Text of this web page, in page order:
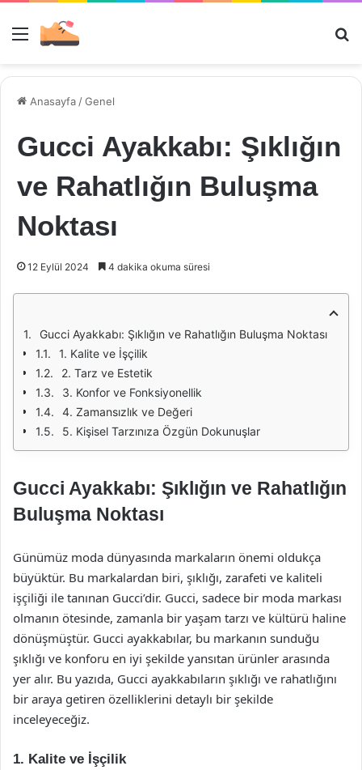
Menü
Anasayfa /Genel
Gucci Ayakkabı: Şıklığın
ve Rahatlığın Buluşma
Noktası
12 Eylül 2024 4 dakika okuma süresi
Gucci Ayakkabı: Şıklığın ve Rahatlığın Buluşma Noktası
1. Kalite ve İşçilik
2. Tarz ve Estetik
3. Konfor ve Fonksiyonellik
4. Zamansızlık ve Değeri
5. Kişisel Tarzınıza Özgün Dokunuşlar
Gucci Ayakkabı: Şıklığın ve Rahatlığın
Buluşma Noktası
Günümüz moda dünyasında markaların önemi oldukça
büyüktür. Bu markalardan biri, şıklığı, zarafeti ve kaliteli
işçiliği ile tanınan Gucci’dir. Gucci, sadece bir moda markası
olmanın ötesinde, zamanla bir yaşam tarzı ve kültürü haline
dönüşmüştür. Gucci ayakkabılar, bu markanın sunduğu
şıklığı ve konforu en iyi şekilde yansıtan ürünler arasında
yer alır. Bu yazıda, Gucci ayakkabıların şıklığı ve rahatlığını
bir araya getiren özelliklerini detaylı bir şekilde
inceleyeceğiz.
1. Kalite ve İşçilik